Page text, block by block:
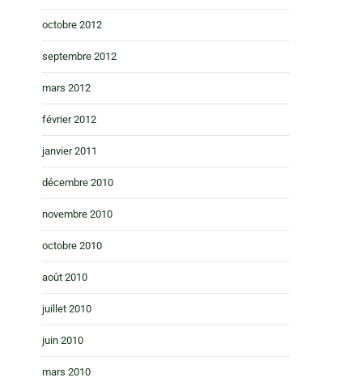
octobre 2012
septembre 2012
mars 2012
février 2012
janvier 2011
décembre 2010
novembre 2010
octobre 2010
août 2010
juillet 2010
juin 2010
mars 2010